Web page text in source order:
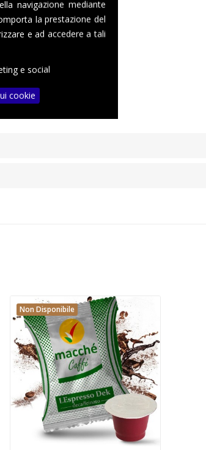
Non Disponibile
navigazione mediante
la prestazione del
e ad accedere a tali
e social
cookie